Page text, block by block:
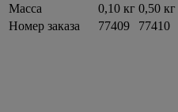
Масса
0,10 кг 0,50 кг
Номер заказа
77409 77410